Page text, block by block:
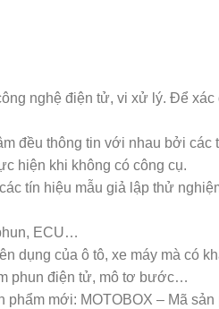
nghệ điện tử, vi xử lý. Để
đều thông tin với nhau bởi
hiện khi không có công cụ.
tín hiệu mẫu giả lập thử
ECU…
dụng của ô tô, xe máy mà có
phun điện tử, mô tơ bước…
mới: MOTOBOX – Mã sản